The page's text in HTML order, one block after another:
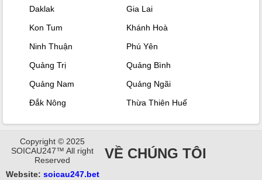
Daklak
Gia Lai
Kon Tum
Khánh Hoà
Ninh Thuận
Phú Yên
Quảng Trị
Quảng Bình
Quảng Nam
Quảng Ngãi
Đắk Nông
Thừa Thiên Huế
Copyright © 2025
SOICAU247™ All right
Reserved
Website: soicau247.bet
VỀ CHÚNG TÔI